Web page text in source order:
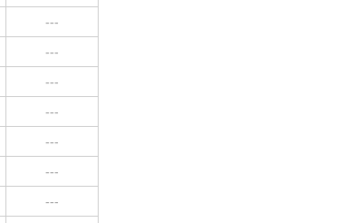
---
---
---
---
---
---
---